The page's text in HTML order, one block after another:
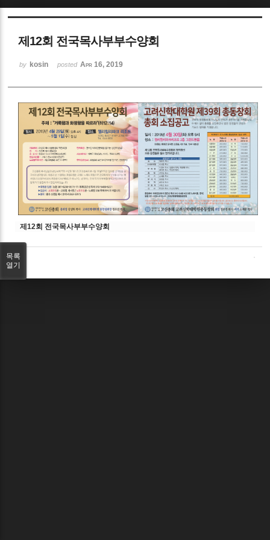
제12회 전국목사부부수양회
by kosin posted Apr 16, 2019
제12회 전국목사부부수양회
목록
열기
Sketchbook5, 스케치북5
Sketchbook5, 스케치북5